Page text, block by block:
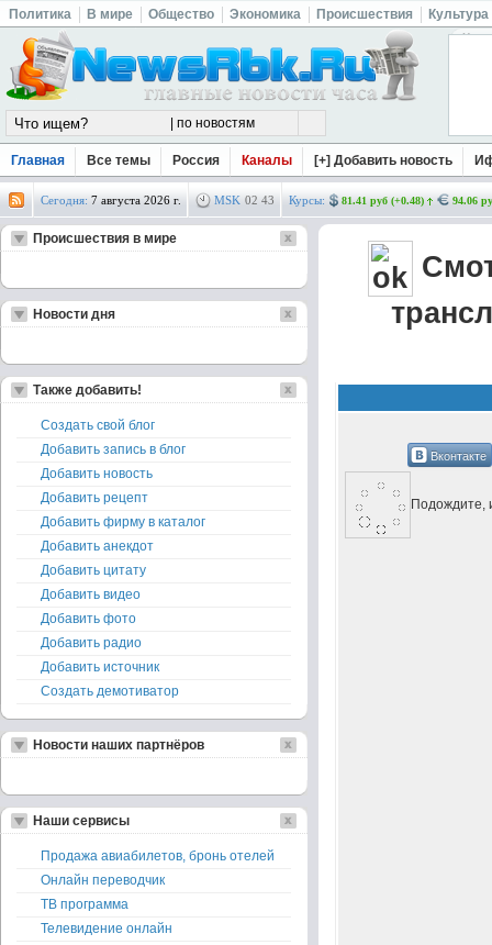
Политика В мире Общество Экономика Происшествия Культура
Главная Все темы Россия Каналы [+] Добавить новость
Сегодня: 7 августа 2026 г. MSK 02 43 Курсы: 81.41 руб (+0.48) 94.06
Вконтакте
Подождите,
Происшествия в мире
Новости дня
Также добавить!
Создать свой блог
Добавить запись в блог
Добавить новость
Добавить рецепт
Добавить фирму в каталог
Добавить анекдот
Добавить цитату
Добавить видео
Добавить фото
Добавить радио
Добавить источник
Создать демотиватор
Новости наших партнёров
Наши сервисы
Продажа авиабилетов, бронь отелей
Онлайн переводчик
ТВ программа
Телевидение онлайн